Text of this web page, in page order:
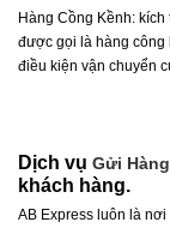
Hàng Cồng Kềnh:
được gọi là hàng công
điều kiện vận chuyển
Dịch vụ Gửi
khách hàng.
AB Express luôn là